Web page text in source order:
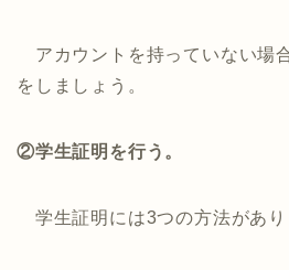
アカウントを持っていない場
をしましょう。
②学生証明を行う。
学生証明には3つの方法があり